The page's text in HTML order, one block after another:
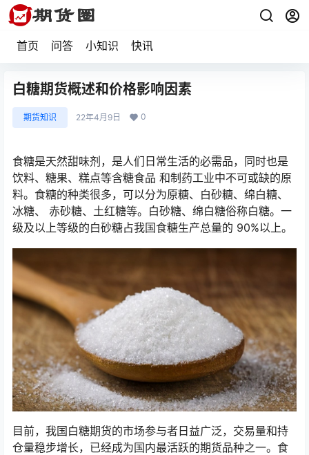
首页 问答 小知识 快讯
白糖期货概述和价格影响因素
期货知识 22年4月9日 0
食糖是天然甜味剂，是人们日常生活的必需品，同时也是
饮料、糖果、糕点等含糖食品 和制药工业中不可或缺的原
料。食糖的种类很多，可以分为原糖、白砂糖、绵白糖、
冰糖、 赤砂糖、土红糖等。白砂糖、绵白糖俗称白糖。一
级及以上等级的白砂糖占我国食糖生产总量的 90%以上。
目前，我国白糖期货的市场参与者日益广泛，交易量和持
仓量稳步增长，已经成为国内最活跃的期货品种之一。食